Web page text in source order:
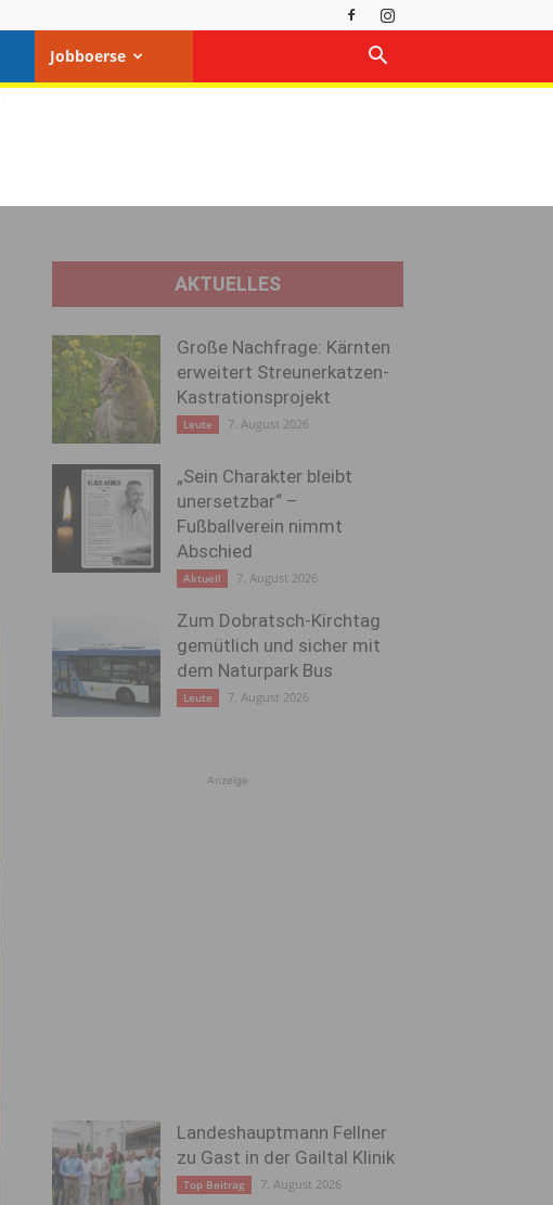
Jobboerse
AKTUELLES
Große Nachfrage: Kärnten
erweitert Streunerkatzen-
Kastrationsprojekt
Leute 7. August 2026
„Sein Charakter bleibt
unersetzbar“ –
Fußballverein nimmt
Abschied
Aktuell 7. August 2026
Zum Dobratsch-Kirchtag
gemütlich und sicher mit
dem Naturpark Bus
Leute 7. August 2026
Anzeige
Landeshauptmann Fellner
zu Gast in der Gailtal Klinik
Top Beitrag 7. August 2026